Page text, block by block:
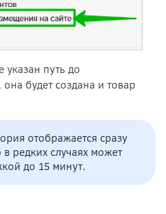
указан путь до
будет создана и товар
отображается сразу
редких случаях может
до 15 минут.